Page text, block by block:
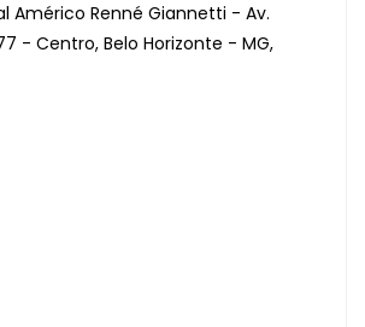
Américo Renné Giannetti - Av.
- Centro, Belo Horizonte - MG,